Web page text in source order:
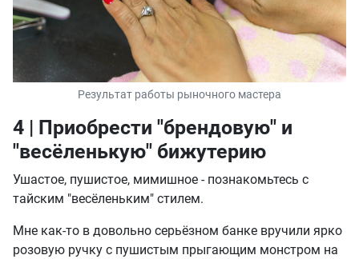
Результат работы рыночного мастера
4 | Приобрести "брендовую" и
"весёленькую" бижутерию
Ушастое, пушистое, мимишное - познакомьтесь с
тайским "весёленьким" стилем.
Мне как-то в довольно серьёзном банке вручили ярко
розовую ручку с пушистым прыгающим монстром на